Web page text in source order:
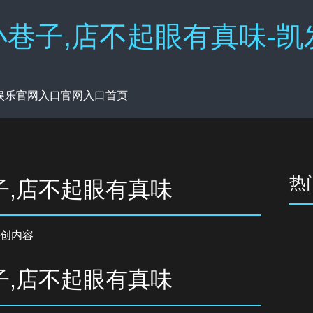
子,店不起眼有真味-
乐官网入口官网入口首页
,店不起眼有真味
内容
,店不起眼有真味
热